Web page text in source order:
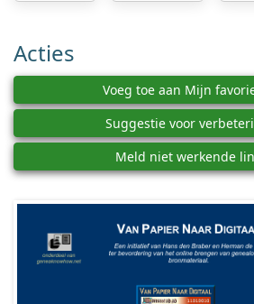
Acties
Voeg toe aan Mijn
Suggestie voor
Meld niet werkende